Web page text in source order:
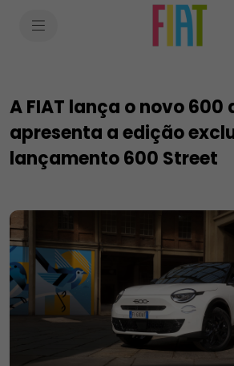
A FIAT lança o novo 600
apresenta a edição
lançamento 600 Street